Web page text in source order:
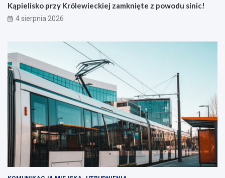
Kąpielisko przy Królewieckiej zamknięte z powodu sinic!
4 sierpnia 2026